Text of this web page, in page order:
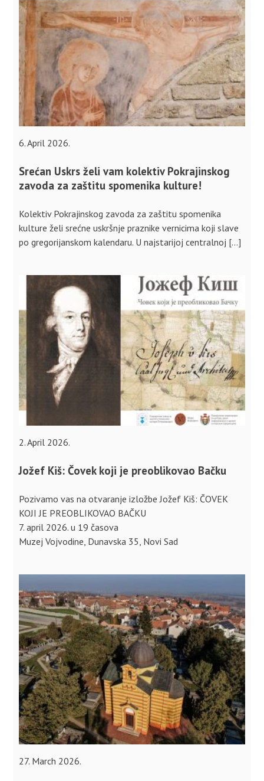
6. April 2026.
Srećan Uskrs želi vam kolektiv Pokrajinskog
zavoda za zaštitu spomenika kulture!
Kolektiv Pokrajinskog zavoda za zaštitu spomenika
kulture želi srećne uskršnje praznike vernicima koji slave
po gregorijanskom kalendaru. U najstarijoj centralnoj […]
2. April 2026.
Jožef Kiš: Čovek koji je preoblikovao Bačku
Pozivamo vas na otvaranje izložbe Jožef Kiš: ČOVEK
KOJI JE PREOBLIKOVAO BAČKU
7. april 2026. u 19 časova
Muzej Vojvodine, Dunavska 35, Novi Sad
27. March 2026.